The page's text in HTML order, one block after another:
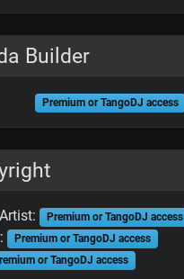
Builder
Premium or TangoDJ access
Artist: Premium or TangoDJ access
Premium or TangoDJ access
or TangoDJ access